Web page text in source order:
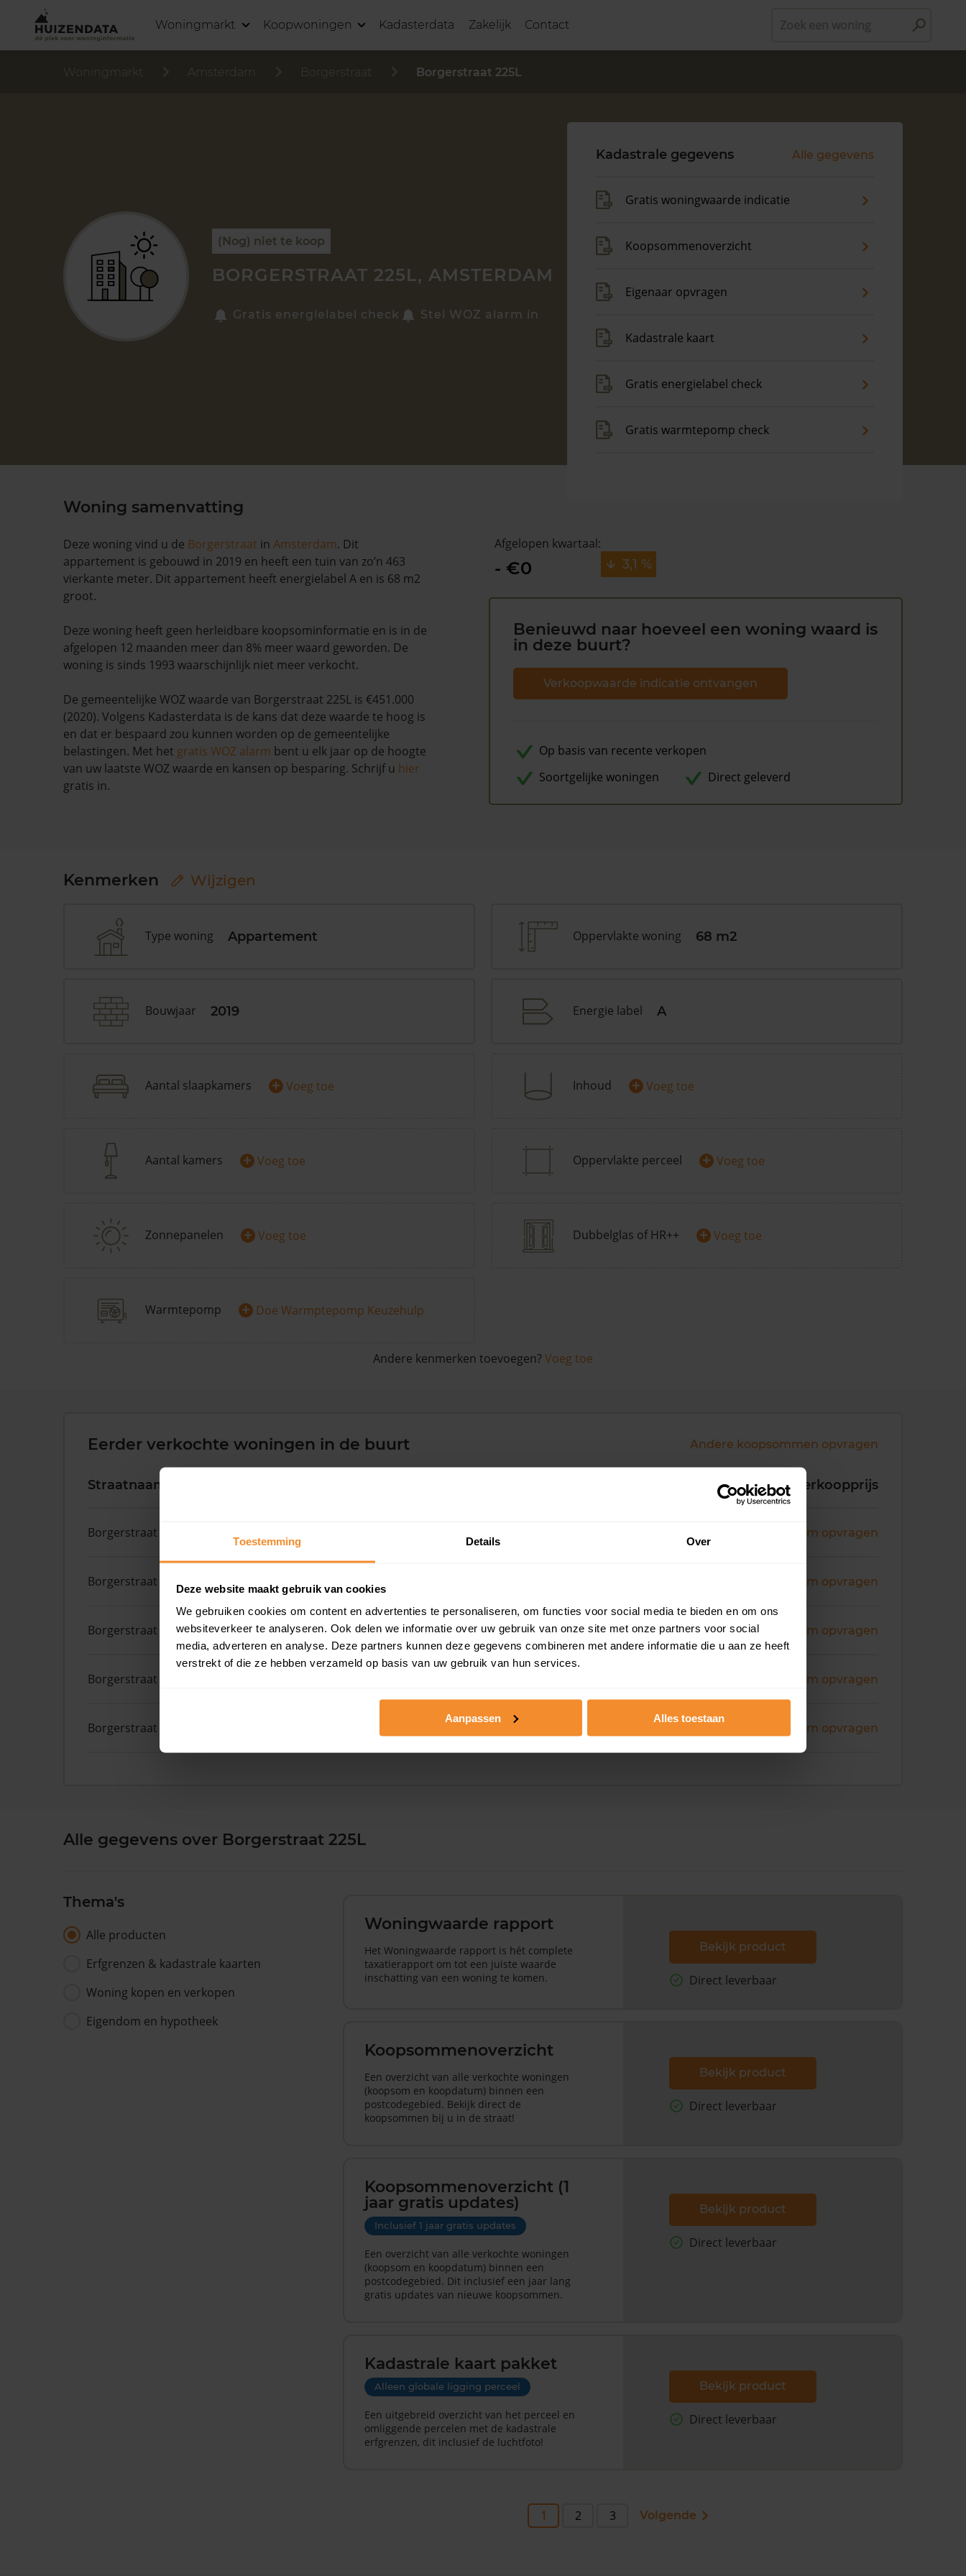
Toestemming Details Over
Deze website maakt gebruik van cookies
We gebruiken cookies om content en advertenties te personaliseren, om functies voor social media te bieden en om ons
websiteverkeer te analyseren. Ook delen we informatie over uw gebruik van onze site met onze partners voor social
media, adverteren en analyse. Deze partners kunnen deze gegevens combineren met andere informatie die u aan ze heeft
verstrekt of die ze hebben verzameld op basis van uw gebruik van hun services.
Aanpassen Alles toestaan
Woningmarkt Koopwoningen Kadasterdata Zakelijk Contact
Woningmarkt Amsterdam Borgerstraat Borgerstraat 225L
(Nog) niet te koop
BORGERSTRAAT 225L, AMSTERDAM
Gratis energielabel check Stel WOZ alarm in
Kadastrale gegevens Alle gegevens
Gratis woningwaarde indicatie
Koopsommenoverzicht
Eigenaar opvragen
Kadastrale kaart
Gratis energielabel check
Gratis warmtepomp check
Woning samenvatting
Deze woning vind u de Borgerstraat in Amsterdam. Dit
appartement is gebouwd in 2019 en heeft een tuin van zo’n 463
vierkante meter. Dit appartement heeft energielabel A en is 68 m2
groot.
Deze woning heeft geen herleidbare koopsominformatie en is in de
afgelopen 12 maanden meer dan 8% meer waard geworden. De
woning is sinds 1993 waarschijnlijk niet meer verkocht.
De gemeentelijke WOZ waarde van Borgerstraat 225L is €451.000
(2020). Volgens Kadasterdata is de kans dat deze waarde te hoog is
en dat er bespaard zou kunnen worden op de gemeentelijke
belastingen. Met het gratis WOZ alarm bent u elk jaar op de hoogte
van uw laatste WOZ waarde en kansen op besparing. Schrijf u hier
gratis in.
Afgelopen kwartaal:
- €0 3,1 %
Benieuwd naar hoeveel een woning waard is
in deze buurt?
Verkoopwaarde indicatie ontvangen
Op basis van recente verkopen
Soortgelijke woningen
Direct geleverd
Kenmerken Wijzigen
Type woning Appartement Oppervlakte woning 68 m2
Bouwjaar 2019 Energie label A
Aantal slaapkamers + Voeg toe Inhoud + Voeg toe
Aantal kamers + Voeg toe Oppervlakte perceel + Voeg toe
Zonnepanelen + Voeg toe Dubbelglas of HR++ + Voeg toe
Warmtepomp + Doe Warmptepomp Keuzehulp
Andere kenmerken toevoegen? Voeg toe
Eerder verkochte woningen in de buurt Andere koopsommen opvragen
Straatnaam Verkoopprijs
Borgerstraat Koopsom opvragen
Borgerstraat 208 1 42 m2 Koopsom opvragen
Borgerstraat 123 51 m2 1.500 m2 26 mei 2026 Koopsom opvragen
Borgerstraat Koopsom opvragen
Borgerstraat 2.117 m2 Koopsom opvragen
Alle gegevens over Borgerstraat 225L
Thema's
Alle producten
Erfgrenzen & kadastrale kaarten
Woning kopen en verkopen
Eigendom en hypotheek
Woningwaarde rapport
Het Woningwaarde rapport is hét complete
taxatierapport om tot een juiste waarde
inschatting van een woning te komen.
Bekijk product
Direct leverbaar
Koopsommenoverzicht
Een overzicht van alle verkochte woningen
(koopsom en koopdatum) binnen een
postcodegebied. Bekijk direct de
koopsommen bij u in de straat!
Bekijk product
Direct leverbaar
Koopsommenoverzicht (1
jaar gratis updates)
Inclusief 1 jaar gratis updates
Een overzicht van alle verkochte woningen
(koopsom en koopdatum) binnen een
postcodegebied. Dit inclusief een jaar lang
gratis updates van nieuwe koopsommen.
Bekijk product
Direct leverbaar
Kadastrale kaart pakket
Alleen globale ligging perceel
Een uitgebreid overzicht van het perceel en
omliggende percelen met de kadastrale
erfgrenzen, dit inclusief de luchtfoto!
Bekijk product
Direct leverbaar
1 2 3 Volgende